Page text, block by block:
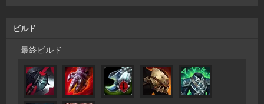
ビルド
最終ビルド